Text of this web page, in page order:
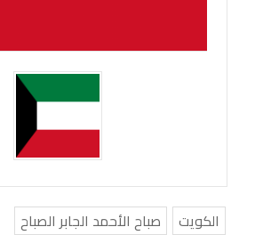
الكويت صباح الأحمد الجابر الصباح